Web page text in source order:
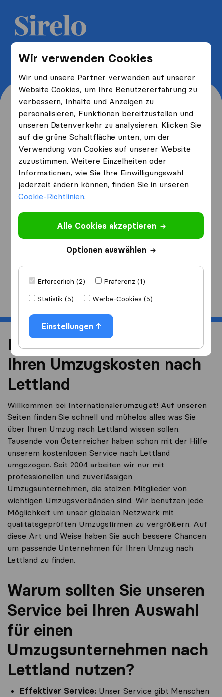
Wir verwenden Cookies
Wir und unsere Partner verwenden auf unserer
Website Cookies, um Ihre Benutzererfahrung zu
verbessern, Inhalte und Anzeigen zu
personalisieren, Funktionen bereitzustellen und
unseren Datenverkehr zu analysieren. Klicken Sie
auf die grüne Schaltfläche unten, um der
Verwendung von Cookies auf unserer Website
zuzustimmen. Weitere Einzelheiten oder
Informationen, wie Sie Ihre Einwilligungswahl
jederzeit ändern können, finden Sie in unseren
Cookie-Richtlinien.
Alle Cookies akzeptieren
Optionen auswählen
Erforderlich (2)
Präferenz (1)
Statistik (5)
Werbe-Cookies (5)
Einstellungen
5 kostenlose Umzugsangebote
erhalten und bis zu 40% sparen
Wo wohnen Sie jetzt und
wo ziehen Sie hin?
Ich ziehevon
Ich ziehenach
Start
Reduzieren Sie 40% von
Ihren Umzugskosten nach
Lettland
Willkommen bei Internationalerumzug.at! Auf unseren
Seiten finden Sie schnell und mühelos alles was Sie
über Ihren Umzug nach Lettland wissen sollen.
Tausende von Österreicher haben schon mit der Hilfe
unserem kostenlosen Service nach Lettland
umgezogen. Seit 2004 arbeiten wir nur mit
professionellen und zuverlässigen
Umzugsunternehmen, die stolzen Mitglieder von
wichtigen Umzugsverbänden sind. Wir benutzen jede
Möglichkeit um unser globalen Netzwerk mit
qualitätsgeprüften Umzugsfirmen zu vergrößern. Auf
diese Art und Weise haben Sie auch bessere Chancen
um passende Unternehmen für Ihren Umzug nach
Lettland zu finden.
Warum sollten Sie unseren
Service bei Ihren Auswahl
für einen
Umzugsunternehmen nach
Lettland nutzen?
Effektiver Service: Unser Service gibt Menschen